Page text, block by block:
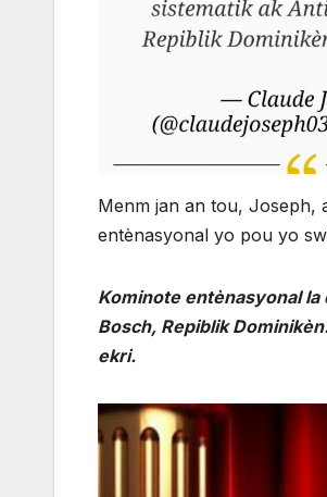
Menm jan an tou, Joseph,
entènasyonal yo pou yo
Kominote entènasyonal
Bosch, Repiblik
ekri.